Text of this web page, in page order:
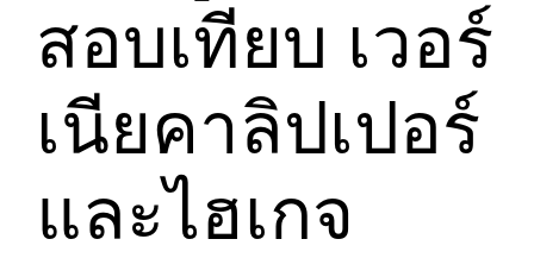
สอบเทียบ เวอร์
เนียคาลิปเปอร์
และไฮเกจ